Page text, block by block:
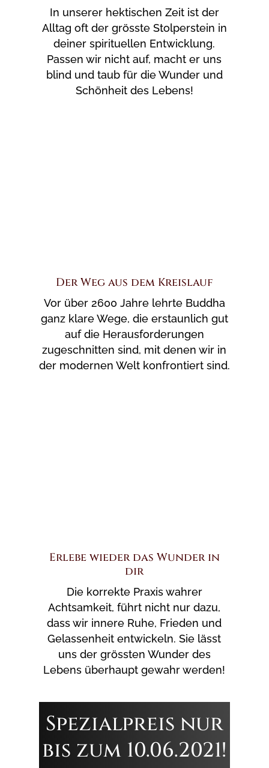
In unserer hektischen Zeit ist der
Alltag oft der grösste Stolperstein in
deiner spirituellen Entwicklung.
Passen wir nicht auf, macht er uns
blind und taub für die Wunder und
Schönheit des Lebens!
Der Weg aus dem Kreislauf
Vor über 2600 Jahre lehrte Buddha
ganz klare Wege, die erstaunlich gut
auf die Herausforderungen
zugeschnitten sind, mit denen wir in
der modernen Welt konfrontiert sind.
Erlebe wieder das Wunder in
dir
Die korrekte Praxis wahrer
Achtsamkeit, führt nicht nur dazu,
dass wir innere Ruhe, Frieden und
Gelassenheit entwickeln. Sie lässt
uns der grössten Wunder des
Lebens überhaupt gewahr werden!
Spezialpreis nur
bis zum 10.06.2021!